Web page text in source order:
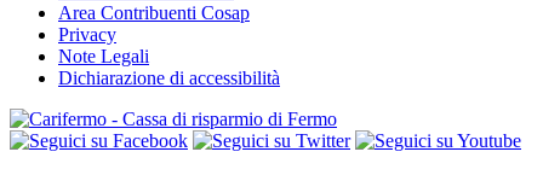
Area Contribuenti Cosap
Privacy
Note Legali
Dichiarazione di accessibilità